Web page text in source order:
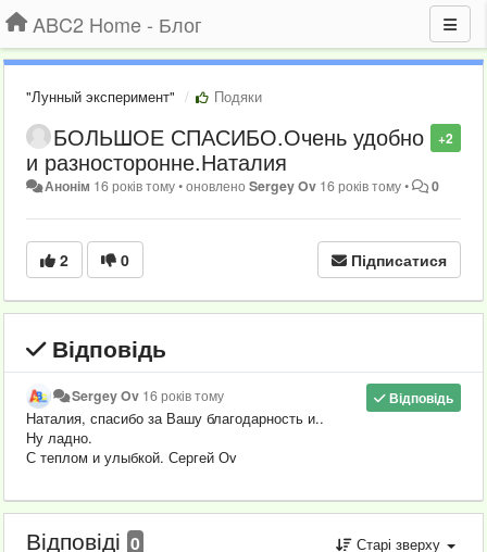
ABC2 Home - Блог
"Лунный эксперимент" Подяки
+2
БОЛЬШОЕ СПАСИБО.Очень удобно
и разносторонне.Наталия
Анонім 16 років тому•оновленоSergey Ov 16 років тому• 0
2 0 Підписатися
Відповідь
Відповідь
Sergey Ov 16 років тому
Наталия, спасибо за Вашу благодарность и..
Ну ладно.
С теплом и улыбкой. Сергей Оv
Відповіді 0 Старі зверху